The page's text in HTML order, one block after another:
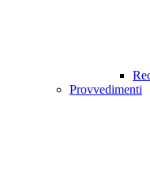
Provvedimenti